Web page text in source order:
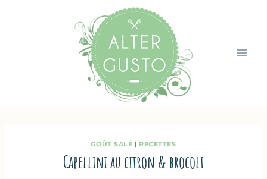
GOÛT SALÉ | RECETTES
Capellini au citron & brocoli